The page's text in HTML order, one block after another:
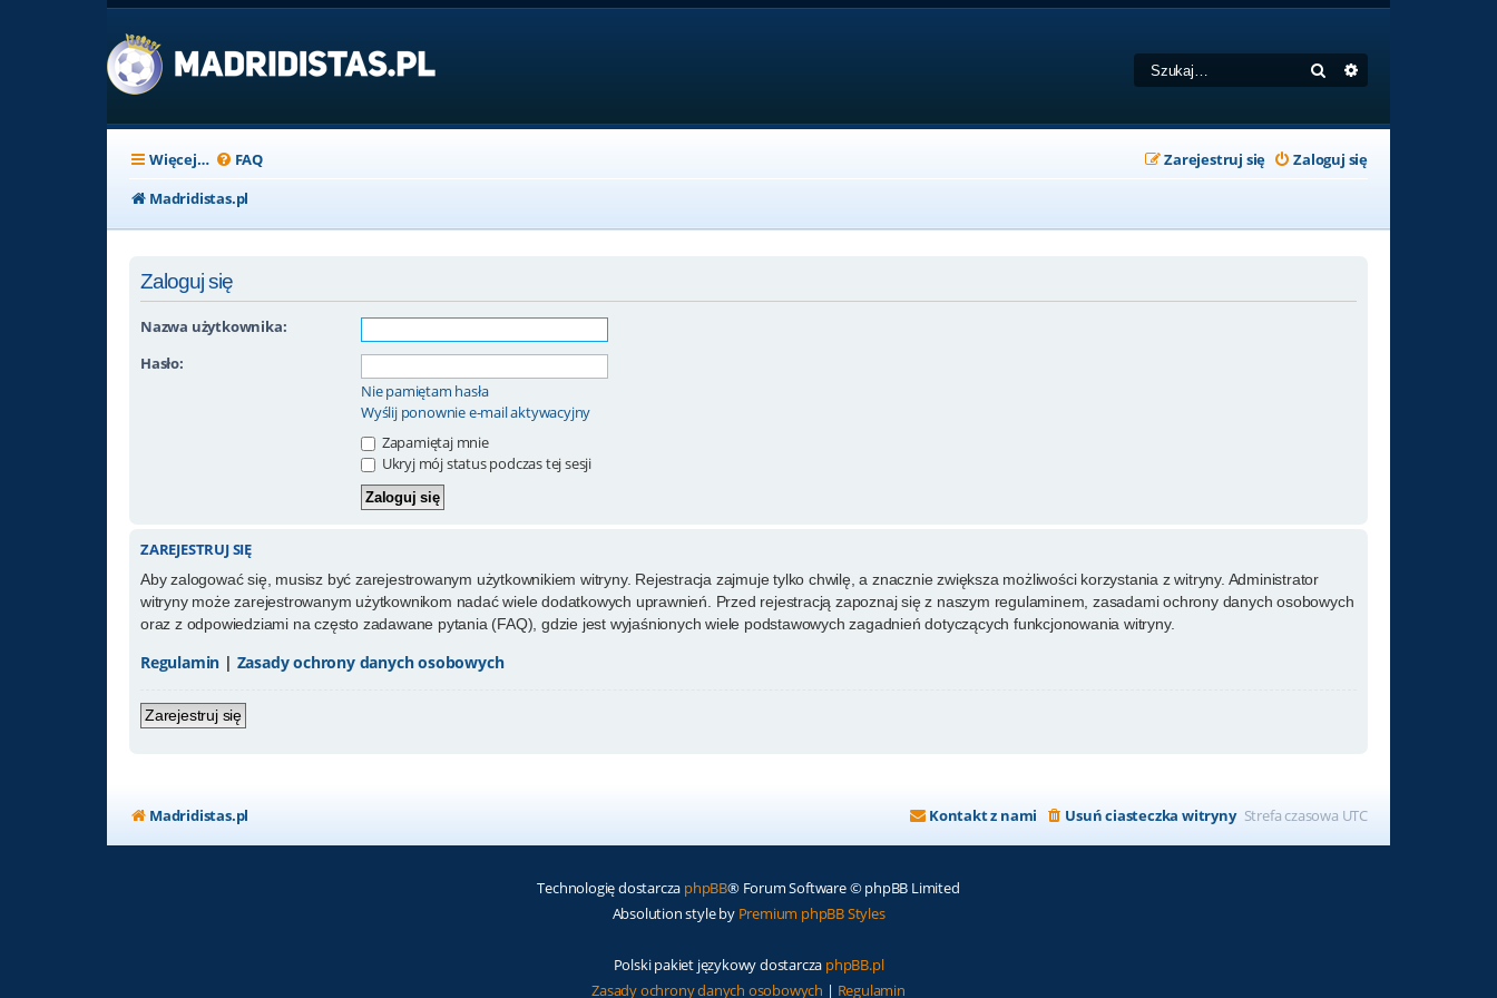
Szukaj
Więcej… FAQ Zaloguj się
Zarejestruj się
Madridistas.pl
Zaloguj się
Nazwa użytkownika:
Hasło:
Nie pamiętam hasła
Wyślij ponownie e-mail aktywacyjny
Zapamiętaj mnie
Ukryj mój status podczas tej sesji
ZAREJESTRUJ SIĘ
Aby zalogować się, musisz być zarejestrowanym użytkownikiem witryny. Rejestracja zajmuje tylko chwilę, a znacznie zwiększa możliwości korzystania z witryny. Administrator
witryny może zarejestrowanym użytkownikom nadać wiele dodatkowych uprawnień. Przed rejestracją zapoznaj się z naszym regulaminem, zasadami ochrony danych osobowych
oraz z odpowiedziami na często zadawane pytania (FAQ), gdzie jest wyjaśnionych wiele podstawowych zagadnień dotyczących funkcjonowania witryny.
Regulamin | Zasady ochrony danych osobowych
Zarejestruj się
Madridistas.pl Strefa czasowa UTC
Usuń ciasteczka witryny
Kontakt z nami
Technologię dostarcza phpBB® Forum Software © phpBB Limited
Absolution style by Premium phpBB Styles
Polski pakiet językowy dostarcza phpBB.pl
Zasady ochrony danych osobowych | Regulamin